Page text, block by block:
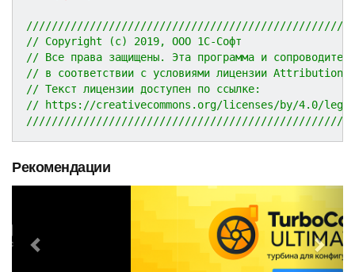
// Copyright (c) 2019, ООО 1С-Софт
// Все права защищены. Эта программа и
// в соответствии с условиями лицензии
// Текст лицензии доступен по ссылке:
// https://creativecommons.org/licenses/by/4.0/
Рекомендации
e
e
x
t